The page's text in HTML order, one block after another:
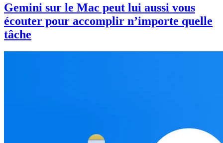
Gemini sur le Mac peut lui aussi vous
écouter pour accomplir n’importe quelle
tâche